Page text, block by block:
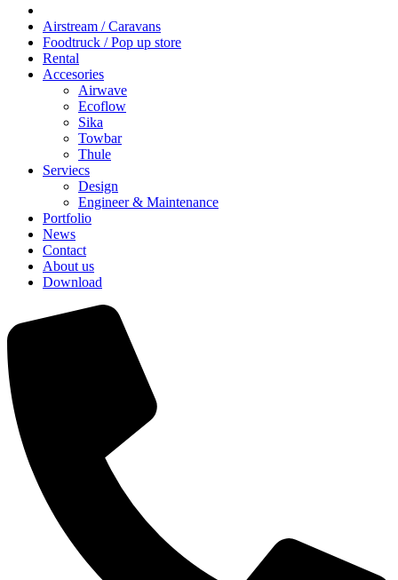
Airstream / Caravans
Foodtruck / Pop up store
Rental
Accesories
Airwave
Ecoflow
Sika
Towbar
Thule
Serviecs
Design
Engineer & Maintenance
Portfolio
News
Contact
About us
Download